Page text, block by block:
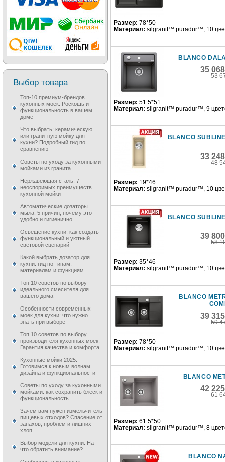
Размер: 78*50
Материал: silgranit™ puradur™, 10
BLANCO
35
53
Размер: 51.5*51
Материал: silgranit™ puradur™, 9
BLANCO
33
48
Размер: 19*46
Материал: silgranit™ puradur™, 10
BLANCO
39
58
Размер: 35*46
Материал: silgranit™ puradur™, 10
BLANCO
39
59
Размер: 78*50
Материал: silgranit™ puradur™, 10
BLANCO
42
61
Размер: 61.5*50
Материал: silgranit™ puradur™, 8
BLANCO
Выбор товара
Топ-10 премиум-брендов
кухонных моек: Роскошь и
функциональность в вашем
доме
Что выбрать: керамическую
или гранитную мойку для
кухни? Подробный гид по
сравнению
Советы по уходу за кухонными
мойками из гранита
Нержавеющая сталь: 7
неоспоримых преимуществ
кухонной мойки
Автоматические дозаторы
мыла: 5 причин, почему это
удобно и гигиенично
Освещение кухни: как создать
функциональный и уютный
световой сценарий
Какой выбрать дозатор для
кухни: гид по типам,
материалам и функциям
Топ 10 советов по выбору
идеального смесителя для
вашего дома
Особенности современных
моек для кухни: что нужно
знать при выборе
Топ 10 советов по выбору
производителя кухонных моек:
Гарантия качества и комфорта
Кухонные мойки 2025:
Готовимся к новым волнам
дизайна и функциональности
Советы по уходу за кухонными
мойками: как сохранить блеск и
функциональность
Зачем вам нужен измельчитель
пищевых отходов? Спасение от
запахов, проблем и лишних
хлоп
Выбор модели для кухни. На
что обратить внимание?